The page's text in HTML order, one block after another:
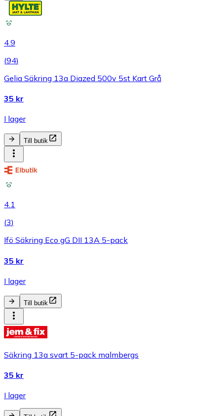
4.9
(94)
Gelia Säkring 13a Diazed 500v 5st Kart Grå
35 kr
I lager
Till butik
4.1
(3)
Ifö Säkring Eco gG DII 13A 5-pack
35 kr
I lager
Till butik
Säkring 13a svart 5-pack malmbergs
35 kr
I lager